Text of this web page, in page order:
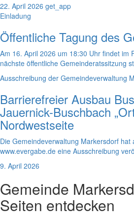
22. April 2026 get_app
Einladung
Öffentliche Tagung des
Am 16. April 2026 um 18:30 Uhr findet im
nächste öffentliche Gemeinderatssitzung
Ausschreibung der Gemeindeverwaltung
Barrierefreier Ausbau
Jauernick-Buschbach
Nordwestseite
Die Gemeindeverwaltung Markersdorf hat
www.evergabe.de eine Ausschreibung
9. April 2026
Gemeinde
Seiten entdecken